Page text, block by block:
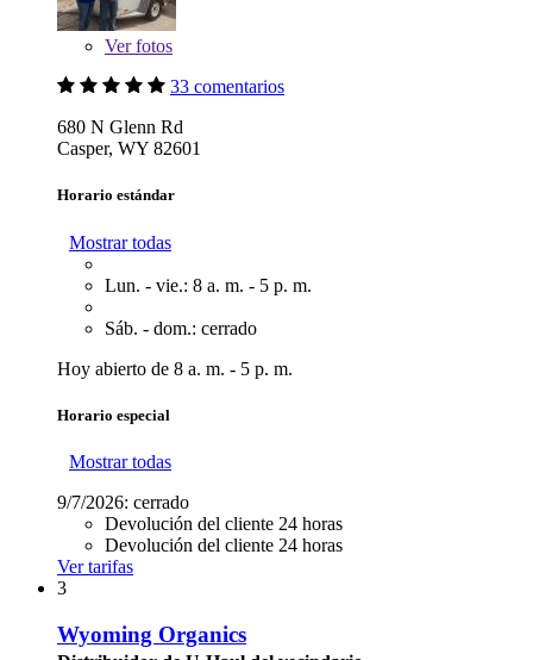
Verfotos
33 comentarios
680 N Glenn Rd
Casper, WY 82601
Horario estándar
Mostrar todas
Lun. - vie.: 8 a. m. - 5 p. m.
Sáb. - dom.: cerrado
Hoy abierto de 8 a. m. - 5 p. m.
Horario especial
Mostrar todas
9/7/2026: cerrado
Devolución del cliente 24 horas
Devolución del cliente 24 horas
Ver tarifas
3
Wyoming Organics